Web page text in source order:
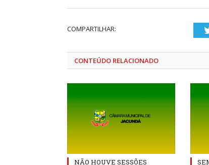
COMPARTILHAR:
CONTEÚDO RELACIONADO
NÃO HOUVE SESSÕES